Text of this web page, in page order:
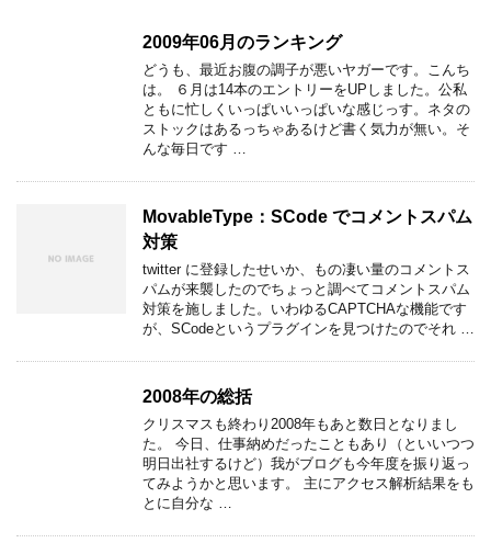
2009年06月のランキング
どうも、最近お腹の調子が悪いヤガーです。こんち
は。 ６月は14本のエントリーをUPしました。公私
ともに忙しくいっぱいいっぱいな感じっす。ネタの
ストックはあるっちゃあるけど書く気力が無い。そ
んな毎日です …
MovableType：SCode でコメントスパム
対策
twitter に登録したせいか、もの凄い量のコメントス
パムが来襲したのでちょっと調べてコメントスパム
対策を施しました。いわゆるCAPTCHAな機能です
が、SCodeというプラグインを見つけたのでそれ …
2008年の総括
クリスマスも終わり2008年もあと数日となりまし
た。 今日、仕事納めだったこともあり（といいつつ
明日出社するけど）我がブログも今年度を振り返っ
てみようかと思います。 主にアクセス解析結果をも
とに自分な …